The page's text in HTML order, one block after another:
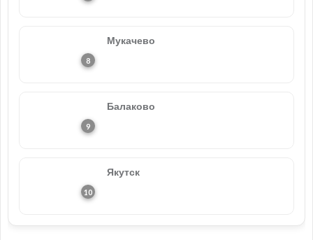
Мукачево
Балаково
Якутск